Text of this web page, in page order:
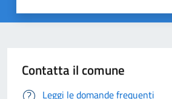
Contatta il comune
Leggi le domande frequenti